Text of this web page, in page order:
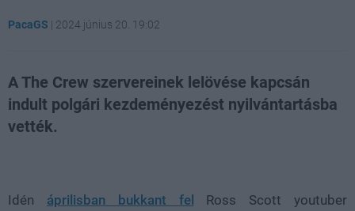
PacaGS | 2024 június 20. 19:02
A The Crew szervereinek lelövése kapcsán
indult polgári kezdeményezést nyilvántartásba
vették.
Idén áprilisban bukkant fel
Ross Scott youtuber